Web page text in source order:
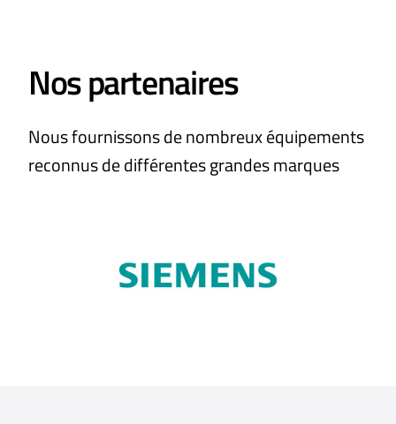
Nos partenaires
Nous fournissons de nombreux équipements
reconnus de différentes grandes marques